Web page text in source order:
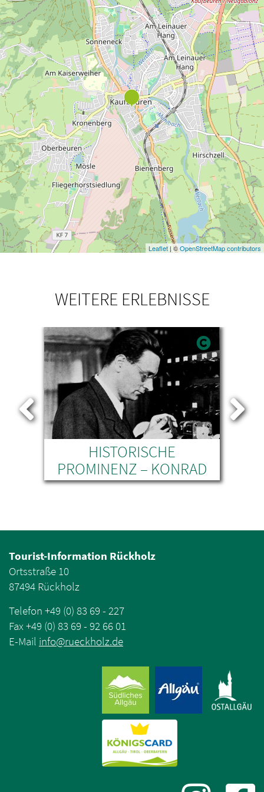
Leaflet| ©OpenStreetMap contributors
WEITERE ERLEBNISSE
HISTORISCHE
PROMINENZ – KONRAD
ZUSE
Tourist-Information Rückholz
Ortsstraße 10
87494 Rückholz
Telefon +49 (0) 83 69 - 227
Fax +49 (0) 83 69 - 92 66 01
E-Mail info@rueckholz.de